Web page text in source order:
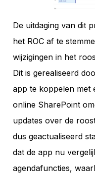
De uitdaging van dit
het ROC af te
wijzigingen in het
Dit is gerealiseerd
app te koppelen met
online SharePoint
updates over de
dus geactualiseerd
dat de app nu
agendafuncties,